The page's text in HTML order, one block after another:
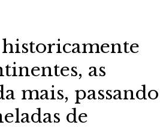
as
mais, passando
de